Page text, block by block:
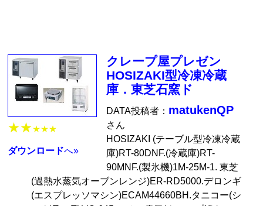
★★★★★
ダウンロードへ»
クレープ屋プレゼン
HOSIZAKI型冷凍冷蔵
庫．東芝石窯ド
DATA投稿者： matukenQP
さん
HOSIZAKI (テーブル型冷凍冷蔵
庫)RT-80DNF.(冷蔵庫)RT-
90MNF.(製氷機)1M-25M-1. 東芝
(過熱水蒸気オーブンレンジ)ER-RD5000.デロンギ
(エスプレッソマシン)ECAM44660BH.タニコー(シ